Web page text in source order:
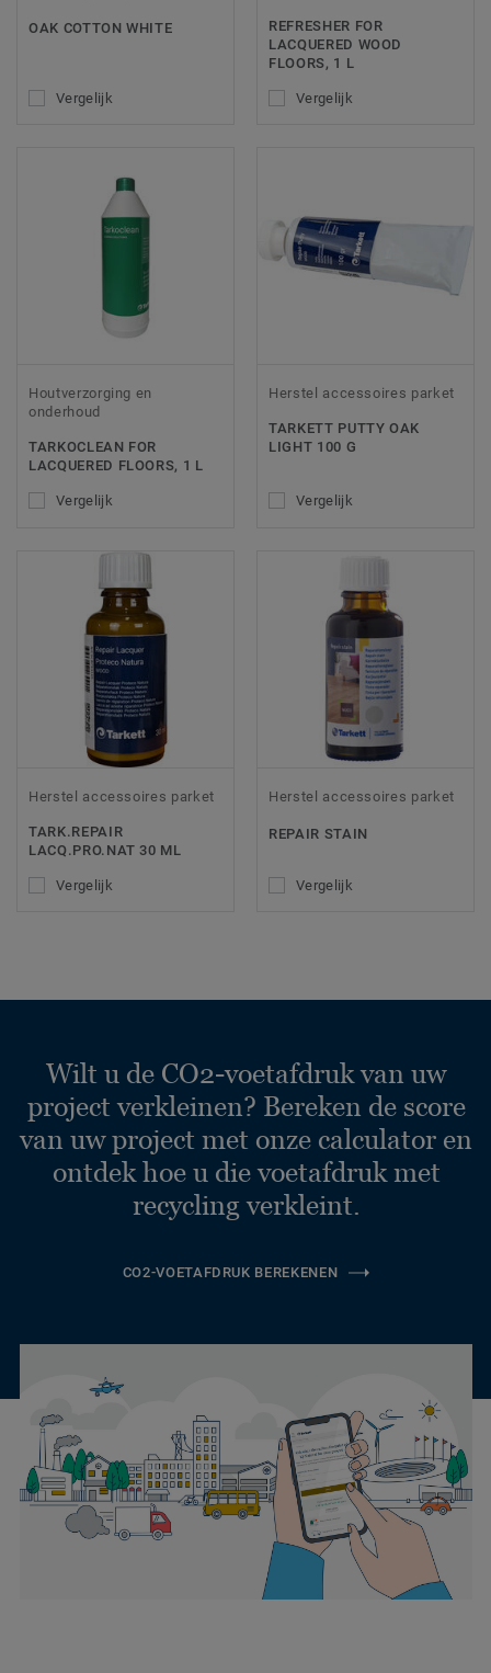
OAK COTTON WHITE
Vergelijk
REFRESHER FOR
LACQUERED WOOD
FLOORS, 1 L
Vergelijk
Houtverzorging en
onderhoud
TARKOCLEAN FOR
LACQUERED FLOORS, 1 L
Vergelijk
Herstel accessoires parket
TARKETT PUTTY OAK
LIGHT 100 G
Vergelijk
Herstel accessoires parket
TARK.REPAIR
LACQ.PRO.NAT 30 ML
Vergelijk
Herstel accessoires parket
REPAIR STAIN
Vergelijk
Wilt u de CO2-voetafdruk van uw
project verkleinen? Bereken de score
van uw project met onze calculator en
ontdek hoe u die voetafdruk met
recycling verkleint.
CO2-VOETAFDRUK BEREKENEN